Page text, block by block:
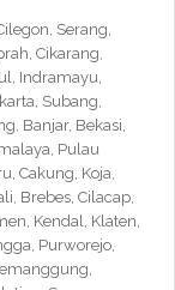
Serang,
Cikarang,
Indramayu,
Subang,
Banjar, Bekasi,
Pulau
Cakung, Koja,
Brebes, Cilacap,
Kendal, Klaten,
Purworejo,